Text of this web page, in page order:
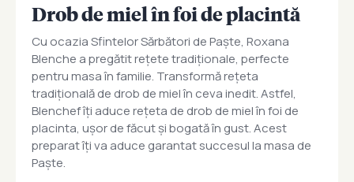
Drob de miel în foi de placintă
Cu ocazia Sfintelor Sărbători de Paște, Roxana
Blenche a pregătit rețete tradiționale, perfecte
pentru masa în familie. Transformă rețeta
tradițională de drob de miel în ceva inedit. Astfel,
Blenchef îți aduce rețeta de drob de miel în foi de
placinta, ușor de făcut și bogată în gust. Acest
preparat îți va aduce garantat succesul la masa de
Paște.